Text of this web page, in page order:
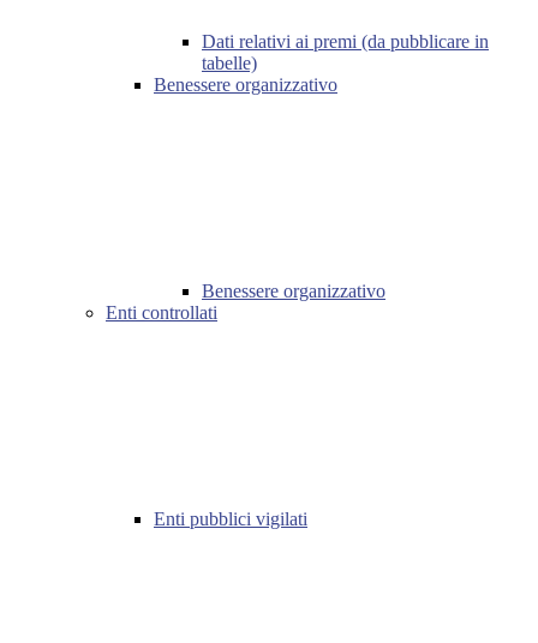
Dati relativi ai premi (da pubblicare in
tabelle)
Benessere organizzativo
Benessere organizzativo
Enti controllati
Enti pubblici vigilati